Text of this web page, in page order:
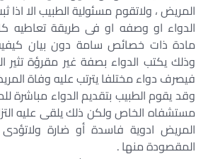
المريض ، ولاتقوم مسئولية الطبيب الا اذا
الدواء او وصفه او فى طريقة تعاطيه
مادة ذات خصائص سامة دون بيان
وذلك يكتب الدواء بصفة غير مقرؤة تثير
فيصرف دواء مختلفا يترتب عليه وفاة
وقد يقوم الطبيب بتقديم الدواء مباشرة
مستشفاه الخاص ولكن ذلك يلقى عليه
المريض ادوية فاسدة أو ضارة ولاتؤدى
المقصودة منها .